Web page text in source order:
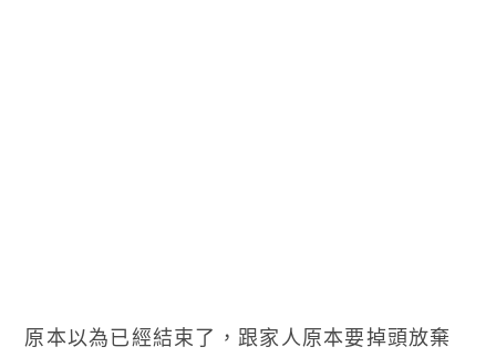
原本以為已經結束了，跟家人原本要掉頭放棄